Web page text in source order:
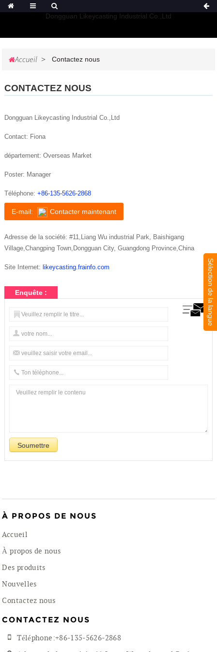
Dongguan Likeycasting Industrial Co.,Ltd
Accueil Contactez nous
CONTACTEZ NOUS
Dongguan Likeycasting Industrial Co.,Ltd
Contact: Fiona
département: Overseas Market
Poster: Manager
Téléphone: +86-135-5626-2868
E-mail: Contacter maintenant
Adresse de la société: #11,Liang Wu industrial Park, Baishigang
Village,Changping Town,Dongguan City, Guangdong Province,China
Site Internet: likeycasting.frainfo.com
Enquête :
À PROPOS DE NOUS
Accueil
À propos de nous
Des produits
Nouvelles
Contactez nous
CONTACTEZ NOUS
Téléphone:+86-135-5626-2868
Sélection de la langue